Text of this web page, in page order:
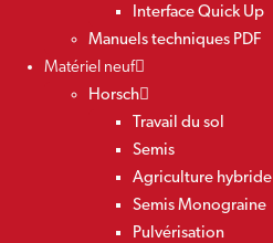
Interface Quick Up
Manuels techniques PDF
Matériel neuf
Horsch
Travail du sol
Semis
Agriculture hybride
Semis Monograine
Pulvérisation